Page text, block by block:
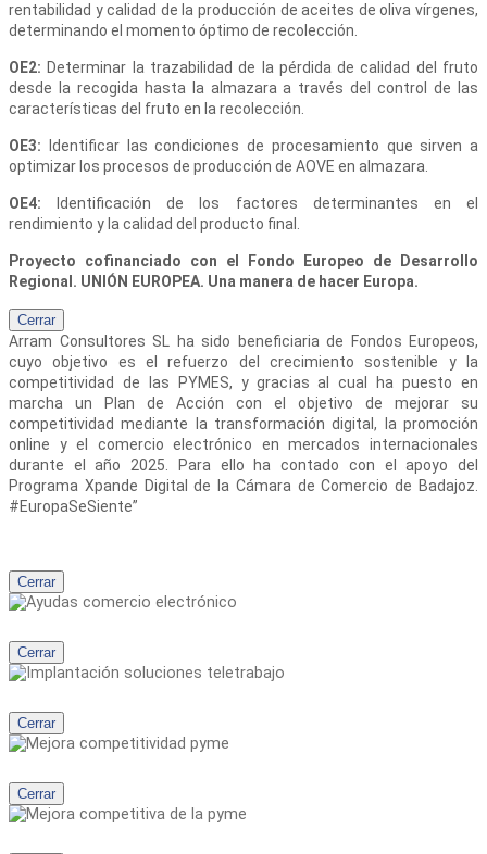
rentabilidad y calidad de la producción de aceites de oliva vírgenes,
determinando el momento óptimo de recolección.
OE2: Determinar la trazabilidad de la pérdida de calidad del fruto
desde la recogida hasta la almazara a través del control de las
características del fruto en la recolección.
OE3:
Identificar las condiciones de procesamiento que sirven a
optimizar los procesos de producción de AOVE en almazara.
OE4:
Identificación de los factores determinantes en el
rendimiento y la calidad del producto final.
Proyecto cofinanciado con el Fondo Europeo de Desarrollo
Regional. UNIÓN EUROPEA. Una manera de hacer Europa.
Cerrar
Arram Consultores SL
ha sido beneficiaria de Fondos Europeos,
cuyo objetivo es el refuerzo del crecimiento sostenible y la
competitividad de las PYMES, y gracias al cual ha puesto en
marcha un Plan de Acción con el objetivo de mejorar su
competitividad mediante la transformación digital, la promoción
online y el comercio electrónico en mercados internacionales
durante el año 2025. Para ello ha contado con el apoyo del
Programa Xpande Digital de la Cámara de Comercio de Badajoz.
#EuropaSeSiente”
Cerrar
Cerrar
Cerrar
Cerrar